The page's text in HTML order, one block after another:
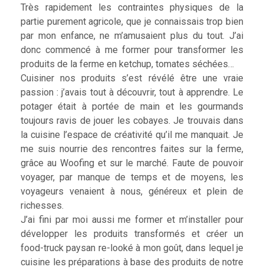
Très rapidement les contraintes physiques de la
partie purement agricole, que je connaissais trop bien
par mon enfance, ne m’amusaient plus du tout. J’ai
donc commencé à me former pour transformer les
produits de la ferme en ketchup, tomates séchées…
Cuisiner nos produits s’est révélé être une vraie
passion : j’avais tout à découvrir, tout à apprendre. Le
potager était à portée de main et les gourmands
toujours ravis de jouer les cobayes. Je trouvais dans
la cuisine l’espace de créativité qu’il me manquait. Je
me suis nourrie des rencontres faites sur la ferme,
grâce au Woofing et sur le marché. Faute de pouvoir
voyager, par manque de temps et de moyens, les
voyageurs venaient à nous, généreux et plein de
richesses.
J’ai fini par moi aussi me former et m’installer pour
développer les produits transformés et créer un
food-truck paysan re-looké à mon goût, dans lequel je
cuisine les préparations à base des produits de notre